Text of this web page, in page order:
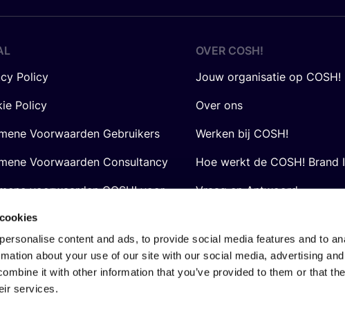
content and ads, to provide social media features and to
about your use of our site with our social media, advertising
it with other information that you’ve provided to them or that
services.
Policy
Policy
Voorwaarden Gebruikers
Voorwaarden Consultancy
voorwaarden COSH! voor
OVER COSH!
Jouw organisatie op COSH!
Over ons
Werken bij COSH!
Hoe werkt de COSH! Brand
Vraag en Antwoord